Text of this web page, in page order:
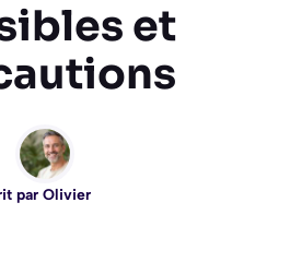
et
par Olivier